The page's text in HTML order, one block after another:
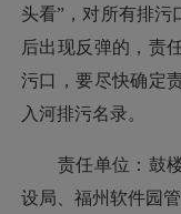
头看”，对所有排污
后出现反弹的，责
污口，要尽快确定
入河排污名录。
责任单位：鼓楼
设局、福州软件园